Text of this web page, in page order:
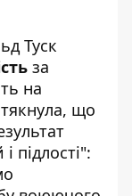
Туск
за
на
що
підлості":